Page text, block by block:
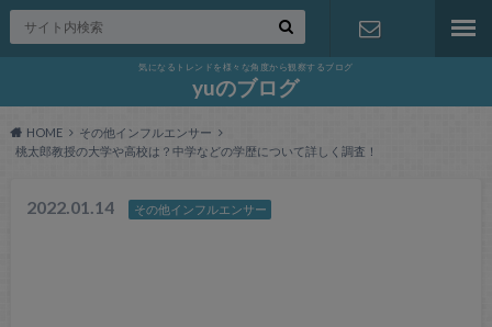
気になるトレンドを様々な角度から観察するブログ
yuのブログ
HOME
その他インフルエンサー
桃太郎教授の大学や高校は？中学などの学歴について詳しく調査！
2022.01.14 その他インフルエンサー